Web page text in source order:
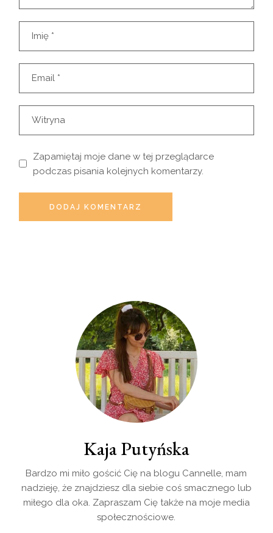
Zapamiętaj moje dane w tej przeglądarce
podczas pisania kolejnych komentarzy.
DODAJ KOMENTARZ
Kaja Putyńska
Bardzo mi miło gościć Cię na blogu Cannelle, mam
nadzieję, że znajdziesz dla siebie coś smacznego lub
miłego dla oka. Zapraszam Cię także na moje media
społecznościowe.